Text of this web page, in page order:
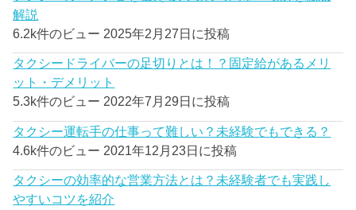
解説
6.2k件のビュー 2025年2月27日に投稿
タクシードライバーの足切りとは！？固定給があるメリ
ット・デメリット
5.3k件のビュー 2022年7月29日に投稿
タクシー運転手の仕事って難しい？未経験でもできる？
4.6k件のビュー 2021年12月23日に投稿
タクシーの効率的な営業方法とは？未経験者でも実践し
やすいコツを紹介